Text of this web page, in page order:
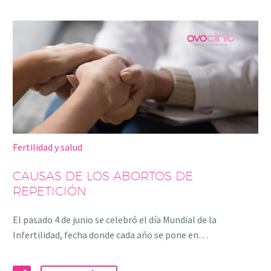
Fertilidad y salud
CAUSAS DE LOS ABORTOS DE
REPETICIÓN
El pasado 4 de junio se celebró el día Mundial de la
Infertilidad, fecha donde cada año se pone en…